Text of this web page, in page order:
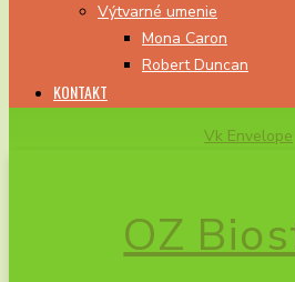
Výtvarné umenie
Mona Caron
Robert Duncan
KONTAKT
Vk Envelope
OZ